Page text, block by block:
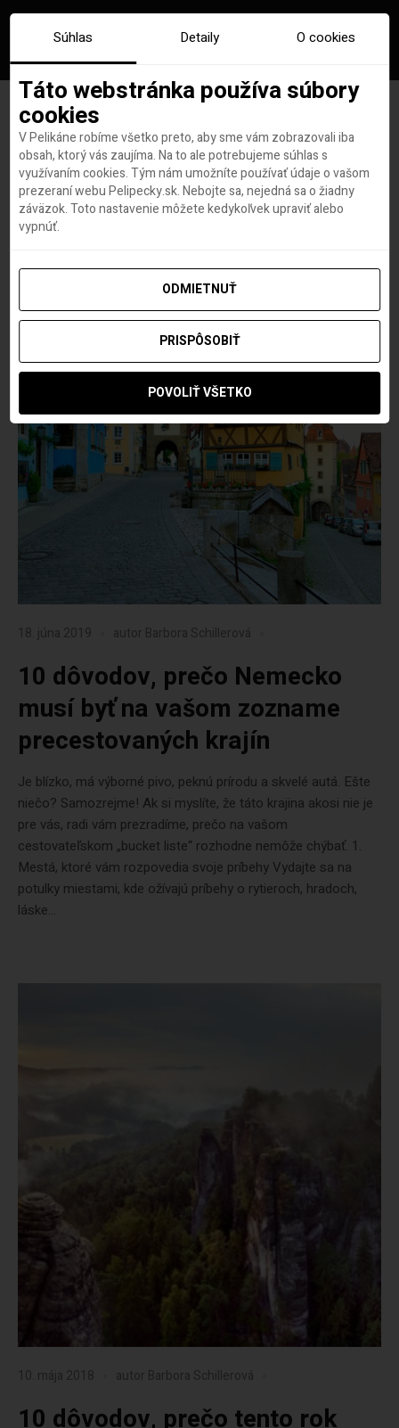
Značka:nemecko ubytovanie
18. júna 2019 autor Barbora Schillerová
10 dôvodov, prečo Nemecko
musí byť na vašom zozname
precestovaných krajín
Je blízko, má výborné pivo, peknú prírodu a skvelé autá. Ešte
niečo? Samozrejme! Ak si myslíte, že táto krajina akosi nie je
pre vás, radi vám prezradíme, prečo na vašom
cestovateľskom „bucket liste“ rozhodne nemôže chýbať. 1.
Mestá, ktoré vám rozpovedia svoje príbehy Vydajte sa na
potulky miestami, kde ožívajú príbehy o rytieroch, hradoch,
láske...
10. mája 2018 autor Barbora Schillerová
10 dôvodov, prečo tento rok
Súhlas Detaily O cookies
Táto webstránka používa súbory
cookies
V Pelikáne robíme všetko preto, aby sme vám zobrazovali iba
obsah, ktorý vás zaujíma. Na to ale potrebujeme súhlas s
využívaním cookies. Tým nám umožníte používať údaje o vašom
prezeraní webu Pelipecky.sk. Nebojte sa, nejedná sa o žiadny
záväzok. Toto nastavenie môžete kedykoľvek upraviť alebo
vypnúť.
ODMIETNUŤ
PRISPÔSOBIŤ
POVOLIŤ VŠETKO